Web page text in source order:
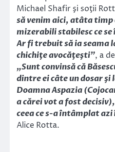
Michael Shafir şi soţii
să venim aici, atâta timp
mizerabili stabilesc ce
Ar fi trebuit să ia seama
chichiţe avocăţeşti”, a
„Sunt convinsă că
dintre ei câte un dosar
Doamna Aspazia
a cărei vot a fost
ceea ce s-a întâmplat
Alice Rotta.